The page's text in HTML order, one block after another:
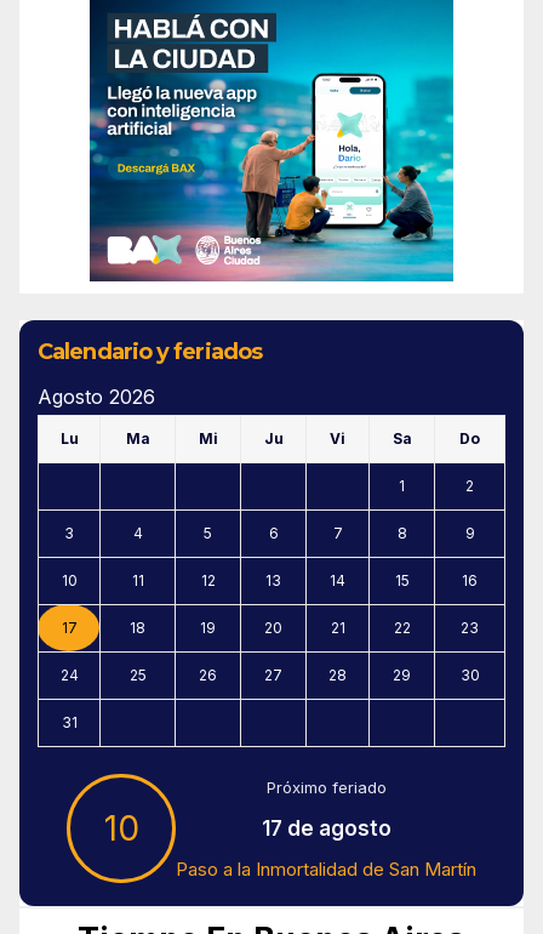
Calendario y feriados
Agosto 2026
Lu Ma Mi Ju Vi Sa Do
1 2
3 4 5 6 7 8 9
10 11 12 13 14 15 16
17 18 19 20 21 22 23
24 25 26 27 28 29 30
31
10
Próximo feriado
17 de agosto
Paso a la Inmortalidad de San Martín